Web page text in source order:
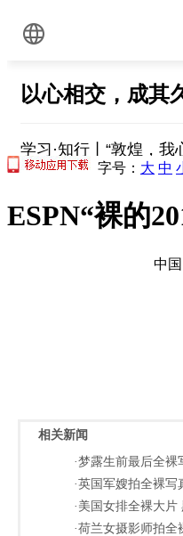
字号： 大 中
ESPN“裸的
中
相关新闻
·梦露生前最后全裸
·英国军嫂拍全裸
·美国女排全裸大
·荷兰女摄影师拍